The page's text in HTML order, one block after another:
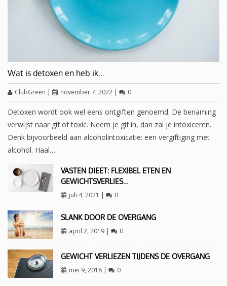
Wat is detoxen en heb ik…
ClubGreen | november 7, 2022 | 0
Detoxen wordt ook wel eens ontgiften genoemd. De benaming
verwijst naar gif of toxic. Neem je gif in, dan zal je intoxiceren.
Denk bijvoorbeeld aan alcoholintoxicatie: een vergiftiging met
alcohol. Haal…
VASTEN DIEET: FLEXIBEL ETEN EN
GEWICHTSVERLIES…
juli 4, 2021 | 0
SLANK DOOR DE OVERGANG
april 2, 2019| 0
GEWICHT VERLIEZEN TIJDENS DE OVERGANG
mei 9, 2018| 0